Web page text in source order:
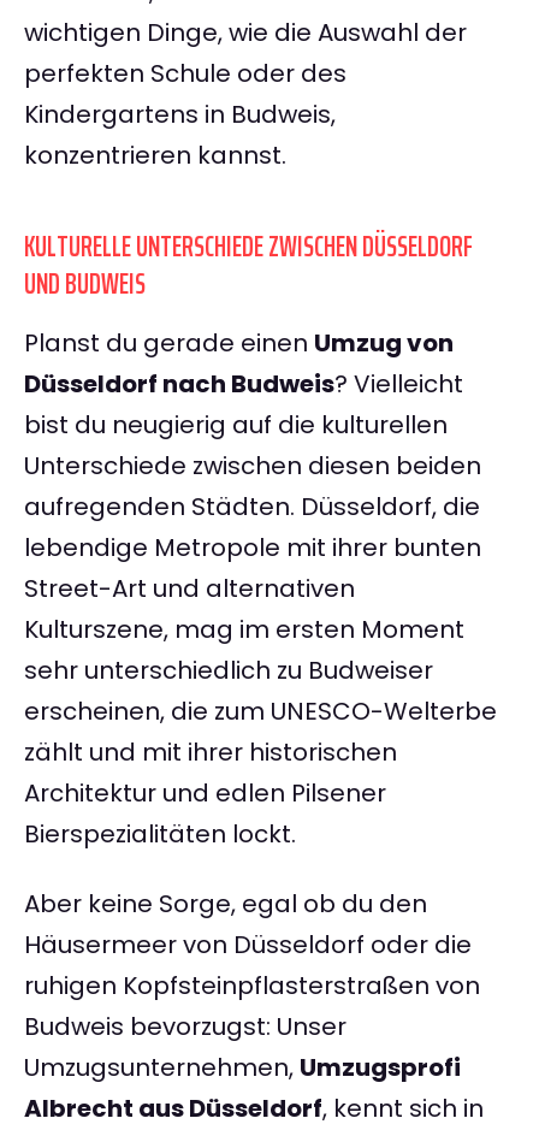
wichtigen Dinge, wie die Auswahl der
perfekten Schule oder des
Kindergartens in Budweis,
konzentrieren kannst.
KULTURELLE UNTERSCHIEDE ZWISCHEN DÜSSELDORF
UND BUDWEIS
Planst du gerade einen Umzug von
Düsseldorf nach Budweis? Vielleicht
bist du neugierig auf die kulturellen
Unterschiede zwischen diesen beiden
aufregenden Städten. Düsseldorf, die
lebendige Metropole mit ihrer bunten
Street-Art und alternativen
Kulturszene, mag im ersten Moment
sehr unterschiedlich zu Budweiser
erscheinen, die zum UNESCO-Welterbe
zählt und mit ihrer historischen
Architektur und edlen Pilsener
Bierspezialitäten lockt.
Aber keine Sorge, egal ob du den
Häusermeer von Düsseldorf oder die
ruhigen Kopfsteinpflasterstraßen von
Budweis bevorzugst: Unser
Umzugsunternehmen, Umzugsprofi
Albrecht aus Düsseldorf, kennt sich in